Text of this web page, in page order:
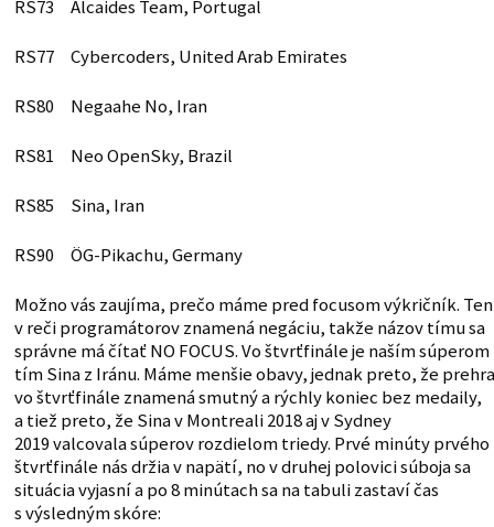
RS73 Alcaides Team, Portugal
RS77 Cybercoders, United Arab Emirates
RS80 Negaahe No, Iran
RS81 Neo OpenSky, Brazil
RS85 Sina, Iran
RS90 ÖG-Pikachu, Germany
Možno vás zaujíma, prečo máme pred focusom výkričník. Ten
v reči programátorov znamená negáciu, takže názov tímu sa
správne má čítať NO FOCUS. Vo štvrťfinále je naším súperom
tím Sina z Iránu. Máme menšie obavy, jednak preto, že prehra
vo štvrťfinále znamená smutný a rýchly koniec bez medaily,
a tiež preto, že Sina v Montreali 2018 aj v Sydney
2019 valcovala súperov rozdielom triedy. Prvé minúty prvého
štvrťfinále nás držia v napätí, no v druhej polovici súboja sa
situácia vyjasní a po 8 minútach sa na tabuli zastaví čas
s výsledným skóre: